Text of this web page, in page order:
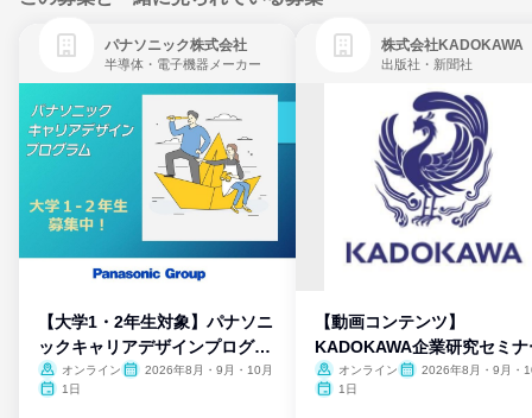
パナソニック株式会社
半導体・電子機器メーカー
【大学1・2年生対象】パナソニ
ックキャリアデザインプログラ
ム
オンライン
2026年8月・9月・10月
1日
株式会社KADOKAWA
出版社・新聞社
【動画コンテンツ】
KADOKAWA企業研究セミナ
オンライン
2026年8月・9月・
1日